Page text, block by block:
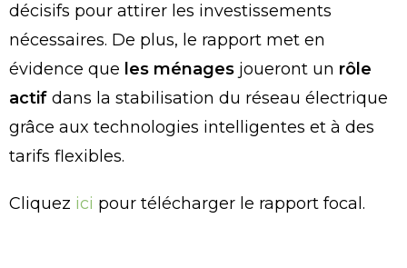
décisifs pour attirer les investissements
nécessaires. De plus, le rapport met en
évidence que les ménages joueront un rôle
actif dans la stabilisation du réseau électrique
grâce aux technologies intelligentes et à des
tarifs flexibles.
Cliquez ici pour télécharger le rapport focal.